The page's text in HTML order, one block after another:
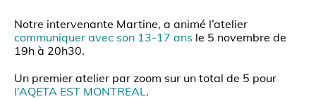
Notre intervenante Martine, a animé l’atelier
communiquer avec son 13-17 ans le 5 novembre de
19h à 20h30.
Un premier atelier par zoom sur un total de 5 pour
l’AQETA EST MONTREAL.